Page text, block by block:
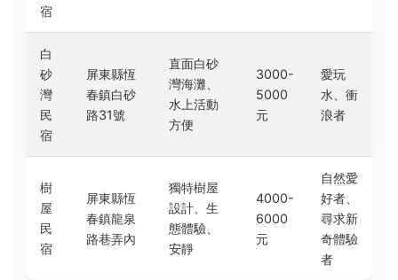
宿
白
砂
灣
民
宿
屏東縣恆
春鎮白砂
路31號
直面白砂
灣海灘、
水上活動
方便
3000-
5000
元
愛玩
水、衝
浪者
樹
屋
民
宿
屏東縣恆
春鎮龍泉
路巷弄內
獨特樹屋
設計、生
態體驗、
安靜
4000-
6000
元
自然愛
好者、
尋求新
奇體驗
者